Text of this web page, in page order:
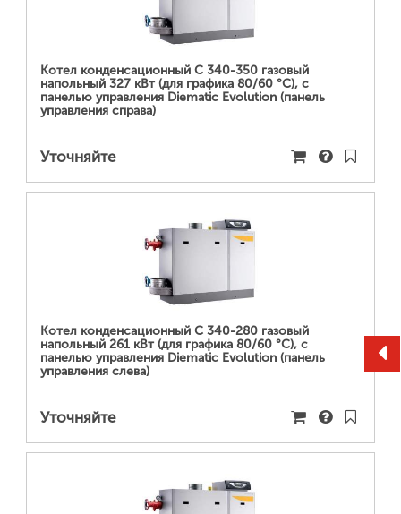
Котел конденсационный C 340-350 газовый
напольный 327 кВт (для графика 80/60 °С), с
панелью управления Diematic Evolution (панель
управления справа)
Уточняйте
Котел конденсационный C 340-280 газовый
напольный 261 кВт (для графика 80/60 °С), с
панелью управления Diematic Evolution (панель
управления слева)
Уточняйте